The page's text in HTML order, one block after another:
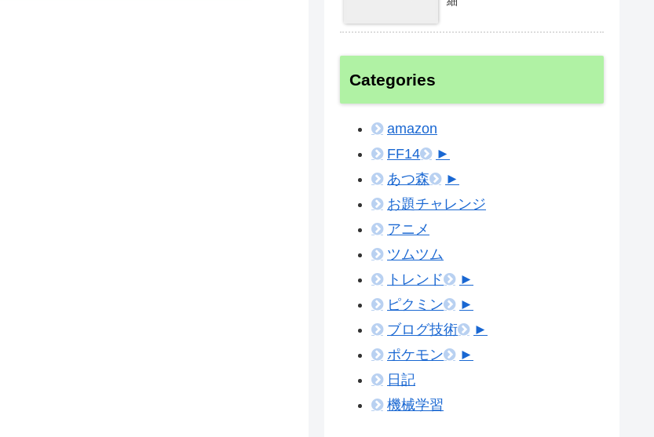
Categories
amazon
FF14
►
あつ森
►
お題チャレンジ
アニメ
ツムツム
トレンド
►
ピクミン
►
ブログ技術
►
ポケモン
►
日記
機械学習